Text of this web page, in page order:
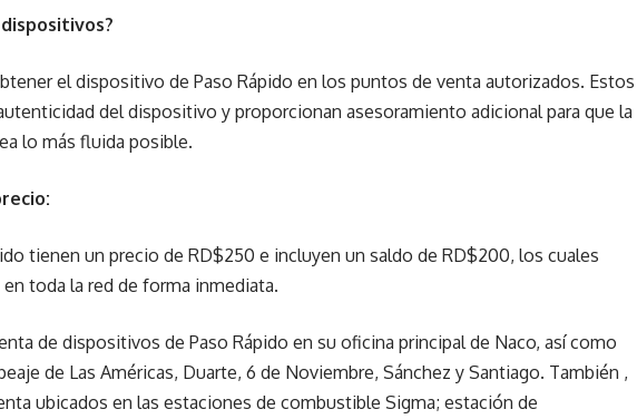
el dispositivo de Paso Rápido en los puntos de venta autorizados. Estos
del dispositivo y proporcionan asesoramiento adicional para que la
lo más fluida posible.
tienen un precio de RD$250 e incluyen un saldo de RD$200, los cuales
toda la red de forma inmediata.
de dispositivos de Paso Rápido en su oficina principal de Naco, así como
de Las Américas, Duarte, 6 de Noviembre, Sánchez y Santiago. También ,
ubicados en las estaciones de combustible Sigma; estación de